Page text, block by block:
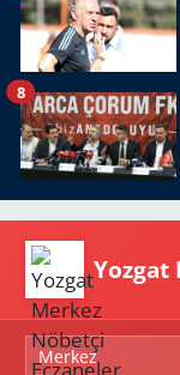
8
Yozgat